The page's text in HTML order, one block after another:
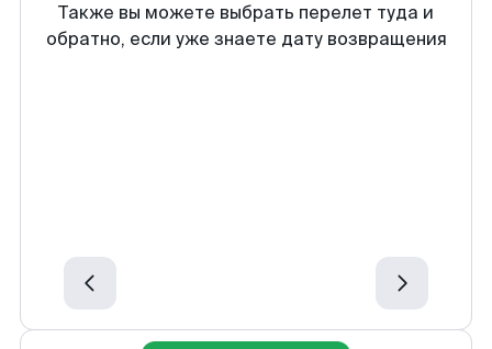
Также вы можете выбрать перелет туда и
обратно, если уже знаете дату возвращения